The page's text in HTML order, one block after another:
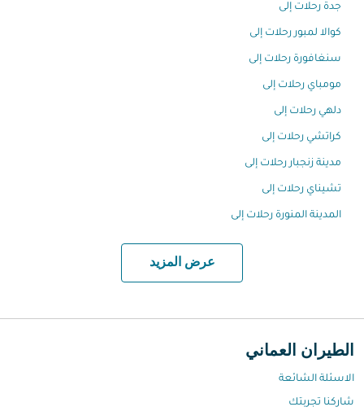
جدة رحلات إلى
كوالا لمبور رحلات إلى
سنغافورة رحلات إلى
مومباي رحلات إلى
دلهي رحلات إلى
كراتشي رحلات إلى
مدينة زنجبار رحلات إلى
تشيناي رحلات إلى
المدينة المنورة رحلات إلى
عرض المزيد
الطيران العماني
الاسئلة الشائعة
شاركنا تجربتك